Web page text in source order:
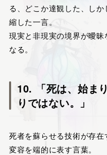
る、どこか達観した、し
縮した一言。
現実と非現実の境界が曖
なる。
10. 「死は、始ま
りではない。」
死者を蘇らせる技術が存
変容を端的に表す言葉。